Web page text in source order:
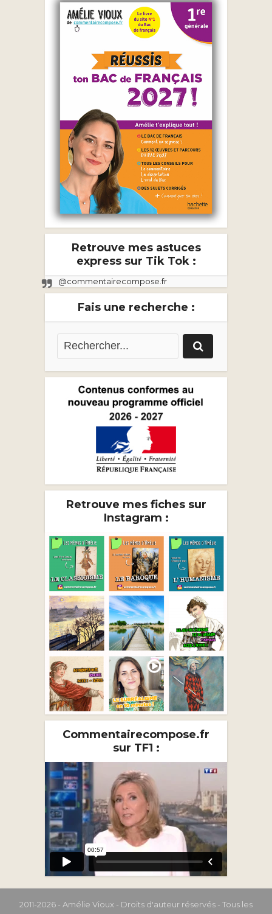
Retrouve mes astuces
express sur Tik Tok :
@commentairecompose.fr
Fais une recherche :
Retrouve mes fiches sur
Instagram :
Commentairecompose.fr
sur TF1 :
2011-2026 - Amélie Vioux - Droits d'auteur réservés - Tous les